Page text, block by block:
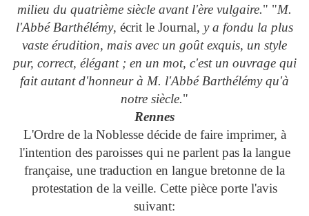
milieu du quatrième siècle avant l'ère vulgaire." "M.
l'Abbé Barthélémy, écrit le Journal, y a fondu la plus
vaste érudition, mais avec un goût exquis, un style
pur, correct, élégant ; en un mot, c'est un ouvrage qui
fait autant d'honneur à M. l'Abbé Barthélémy qu'à
notre siècle."
Rennes
L'Ordre de la Noblesse décide de faire imprimer, à
l'intention des paroisses qui ne parlent pas la langue
française, une traduction en langue bretonne de la
protestation de la veille. Cette pièce porte l'avis
suivant: